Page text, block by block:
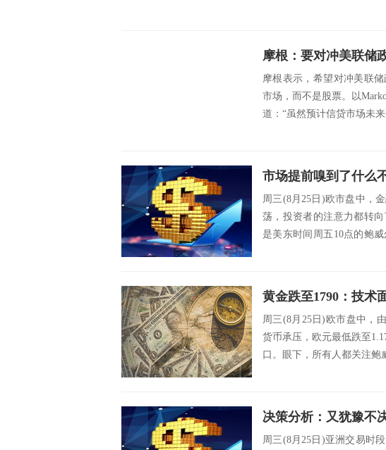
摩根：要对冲美联储
摩根表示，希望对冲美联
市场，而不是股票。以
道：“虽然预计信贷市场未
周三(8月25日)欧市盘中，
荡，投资者的注意力都转
是美东时间周五10点的鲍
周三(8月25日)欧市盘中，
货币承压，欧元最低跌至
口。眼下，所有人都关注
周三(8月25日)亚洲交易时